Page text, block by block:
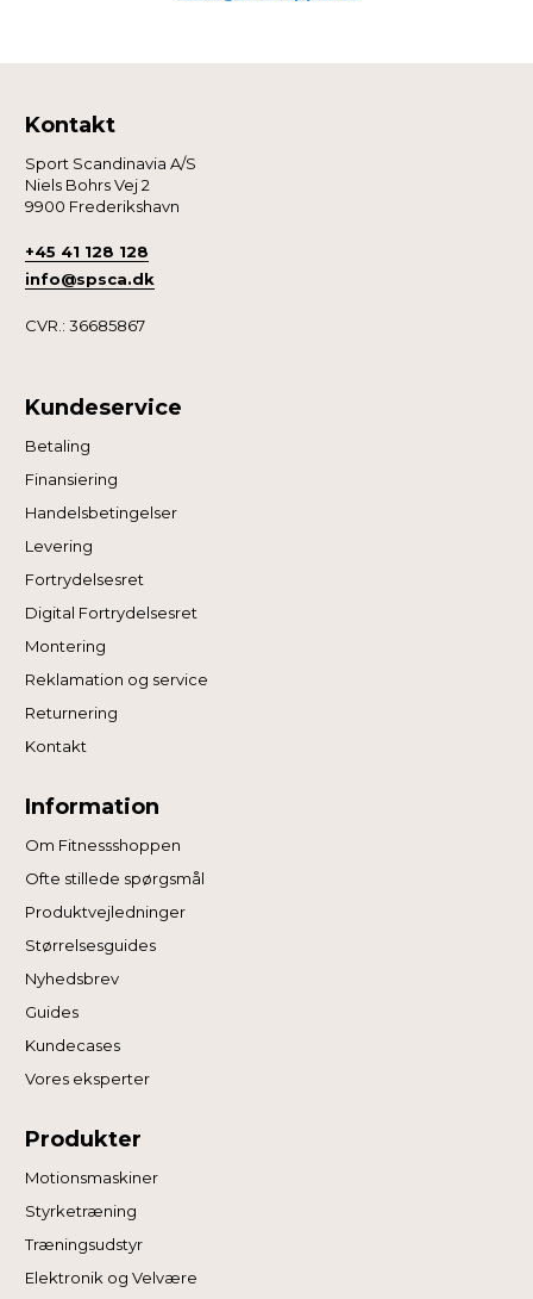
Kontakt
Sport Scandinavia A/S
Niels Bohrs Vej 2
9900 Frederikshavn
+45 41 128 128
info@spsca.dk
CVR.: 36685867
Kundeservice
Betaling
Finansiering
Handelsbetingelser
Levering
Fortrydelsesret
Digital Fortrydelsesret
Montering
Reklamation og service
Returnering
Kontakt
Information
Om Fitnessshoppen
Ofte stillede spørgsmål
Produktvejledninger
Størrelsesguides
Nyhedsbrev
Guides
Kundecases
Vores eksperter
Produkter
Motionsmaskiner
Styrketræning
Træningsudstyr
Elektronik og Velvære